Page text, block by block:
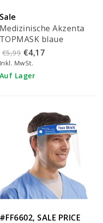
Sale
Medizinische Akzenta
TOPMASK blaue
IIR/2R Mundmasken
mit Gummiband 50
Stück - FMEB2AZ-B
€5,99 €4,17
Inkl. MwSt.
Auf Lager
#FF6602, SALE PRICE